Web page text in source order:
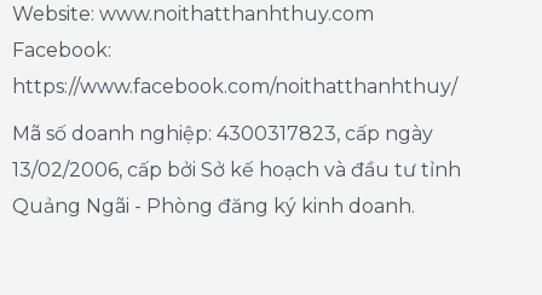
Website: www.noithatthanhthuy.com
Facebook:
https://www.facebook.com/noithatthanhthuy/
Mã số doanh nghiệp: 4300317823, cấp ngày
13/02/2006, cấp bởi Sở kế hoạch và đầu tư tỉnh
Quảng Ngãi - Phòng đăng ký kinh doanh.